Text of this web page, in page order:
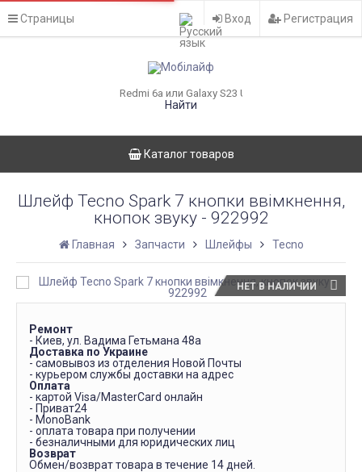
Страницы Вход Регистрация
Найти
Каталог товаров
Шлейф Tecno Spark 7 кнопки ввімкнення,
кнопок звуку - 922992
Главная Запчасти Шлейфы Tecno
НЕТ В НАЛИЧИИ
Ремонт
- Киев, ул. Вадима Гетьмана 48а
Доставка по Украине
- самовывоз из отделения Новой Почты
- курьером службы доставки на адрес
Оплата
- картой Visa/MasterCard онлайн
- Приват24
- MonoBank
- оплата товара при получении
- безналичными для юридических лиц
Возврат
Обмен/возврат товара в течение 14 дней.